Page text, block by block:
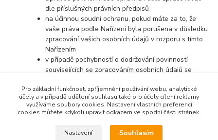
dle příslušných právních předpisů
na účinnou soudní ochranu, pokud máte za to, že
vaše práva podle Nařízení byla porušena v důsledku
zpracování vašich osobních údajů v rozporu s tímto
Nařízením
v případě pochybností o dodržování povinností
souvisejících se zpracováním osobních údajů se
osobních údajů
Pro základní funkčnost, zpříjemnění používání webu, analytické
účely a v případě udělení souhlasu také pro účely cílení reklamy
využíváme soubory cookies. Nastavení vlastních preferencí
cookies můžete kdykoli upravit odkazem ve spodní části stránek.
Nastavení Souhlasím